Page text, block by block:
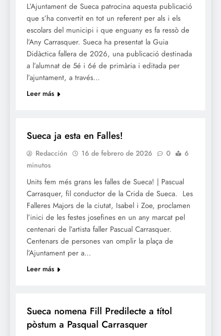
L’Ajuntament de Sueca patrocina aquesta publicació
que s’ha convertit en tot un referent per als i els
escolars del municipi i que enguany es fa ressò de
l’Any Carrasquer. Sueca ha presentat la Guia
Didàctica fallera de 2026, una publicació destinada
a l’alumnat de 5é i 6é de primària i editada per
l’ajuntament, a través…
Leer más
Sueca ja esta en Falles!
Redacción 16 de febrero de 2026 0
6
minutos
Units fem més grans les falles de Sueca! | Pascual
Carrasquer, fil conductor de la Crida de Sueca. Les
Falleres Majors de la ciutat, Isabel i Zoe, proclamen
l’inici de les festes josefines en un any marcat pel
centenari de l’artista faller Pascual Carrasquer.
Centenars de persones van omplir la plaça de
l’Ajuntament per a…
Leer más
Sueca nomena Fill Predilecte a títol
pòstum a Pasqual Carrasquer